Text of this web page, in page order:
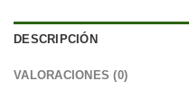
DESCRIPCIÓN
VALORACIONES (0)